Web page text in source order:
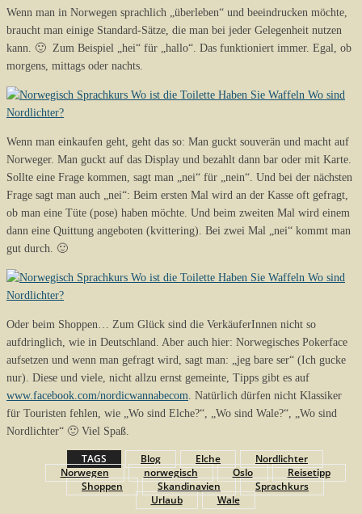
Wenn man in Norwegen sprachlich „überleben“ und beeindrucken möchte,
braucht man einige Standard-Sätze, die man bei jeder Gelegenheit nutzen
kann. 🙂 Zum Beispiel „hei“ für „hallo“. Das funktioniert immer. Egal, ob
morgens, mittags oder nachts.
Wenn man einkaufen geht, geht das so: Man guckt souverän und macht auf
Norweger. Man guckt auf das Display und bezahlt dann bar oder mit Karte.
Sollte eine Frage kommen, sagt man „nei“ für „nein“. Und bei der nächsten
Frage sagt man auch „nei“: Beim ersten Mal wird an der Kasse oft gefragt,
ob man eine Tüte (pose) haben möchte. Und beim zweiten Mal wird einem
dann eine Quittung angeboten (kvittering). Bei zwei Mal „nei“ kommt man
gut durch. 🙂
Oder beim Shoppen… Zum Glück sind die VerkäuferInnen nicht so
aufdringlich, wie in Deutschland. Aber auch hier: Norwegisches Pokerface
aufsetzen und wenn man gefragt wird, sagt man: „jeg bare ser“ (Ich gucke
nur). Diese und viele, nicht allzu ernst gemeinte, Tipps gibt es auf
www.facebook.com/nordicwannabecom . Natürlich dürfen nicht Klassiker
für Touristen fehlen, wie „Wo sind Elche?“, „Wo sind Wale?“, „Wo sind
Nordlichter“ 🙂 Viel Spaß.
TAGS Blog Elche
Nordlichter
Norwegen
norwegisch Oslo
Reisetipp
Shoppen
Skandinavien
Sprachkurs
Urlaub
Wale